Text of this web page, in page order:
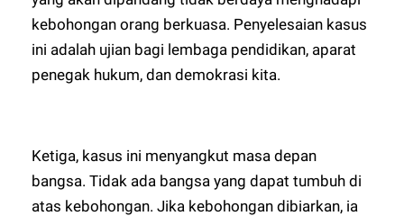
kebohongan orang berkuasa. Penyelesaian kasus
ini adalah ujian bagi lembaga pendidikan, aparat
penegak hukum, dan demokrasi kita.
Ketiga, kasus ini menyangkut masa depan
bangsa. Tidak ada bangsa yang dapat tumbuh di
atas kebohongan. Jika kebohongan dibiarkan, ia